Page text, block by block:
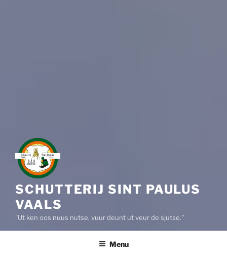
SCHUTTERIJ SINT PAULUS
VAALS
"Ut ken oos nuus nutse, vuur deunt ut veur de sjutse."
Menu